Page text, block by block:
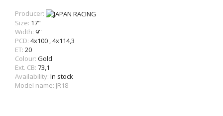
Producer:
Size: 17"
Width: 9''
PCD: 4x100 ,4x114,3
ET: 20
Colour: Gold
Ext. CB: 73,1
Availability: In stock
Model name: JR18